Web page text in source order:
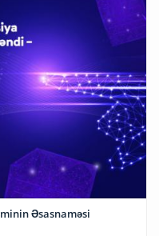
Əsasnaməsi